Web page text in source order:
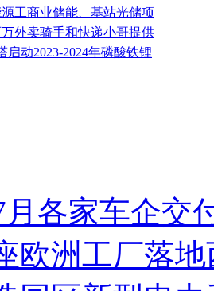
工商业储能、基站光储项
外卖骑手和快递小哥提供
启动2023-2024年磷酸铁锂
月各家车企交
欧洲工厂落